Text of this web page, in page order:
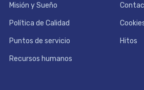
Misión y Sueño
Política de Calidad
Puntos de servicio Hitos
Recursos humanos